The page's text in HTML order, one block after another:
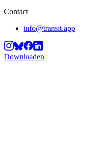
Contact
info@transit.app
Downloaden